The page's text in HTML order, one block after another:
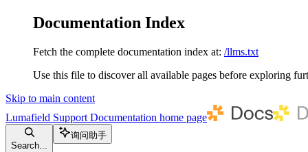
Documentation Index
Fetch the complete documentation index at: /llms.txt
Use this file to discover all available pages before exploring
Skip to main content
Lumafield Support Documentation home page
Search...
询问助手